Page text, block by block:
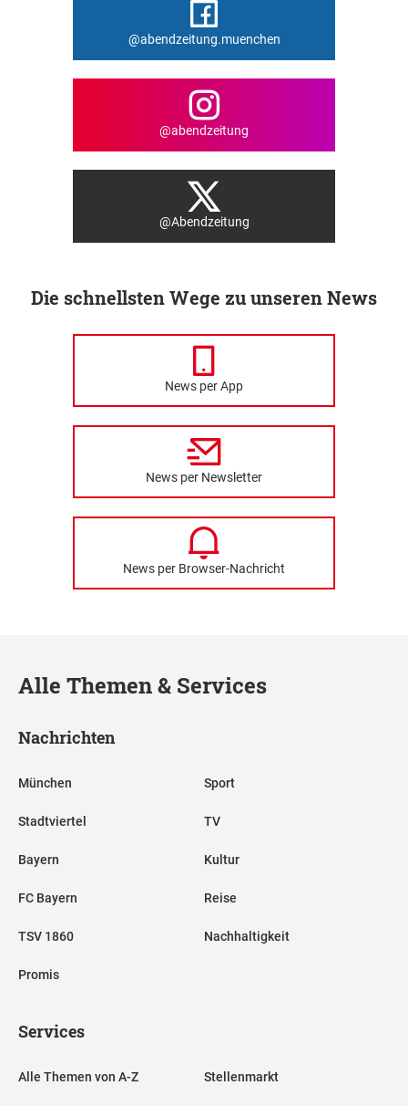
@abendzeitung.muenchen
@abendzeitung
@Abendzeitung
Die schnellsten Wege zu unseren News
News per App
News per Newsletter
News per Browser-Nachricht
Alle Themen & Services
Nachrichten
München
Stadtviertel
Bayern
FC Bayern
TSV 1860
Promis
Sport
TV
Kultur
Reise
Nachhaltigkeit
Services
Alle Themen von A-Z Stellenmarkt